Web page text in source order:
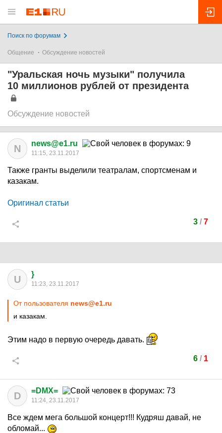
Поиск по форумам
Общение Обсуждение новостей
"Уральская ночь музыки" получила
10 миллионов рублей от президента
Обсуждение новостей
N news@e1.ru
11:15, 23.11.2017
Также гранты выделили театралам, спортсменам и
казакам.
Оригинал статьи
3/ 7
U }
11:23, 23.11.2017
От пользователя news@e1.ru
и казакам.
Этим надо в первую очередь давать.
6/ 1
D =DMX=
11:24, 23.11.2017
Все ждем мега большой концерт!!! Кудряш давай, не
обломай...